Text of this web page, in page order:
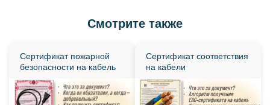
Смотрите также
Сертификат пожарной
безопасности на кабель
Сертификат соответствия
на кабели